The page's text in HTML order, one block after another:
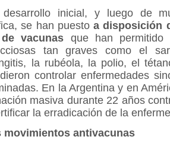
inicial, y luego de
se han puestoa disposición
vacunas que han permitido
tan graves como el
la rubéola, la polio, el
controlar enfermedades
En la Argentina y en
masiva durante 22 años
la erradicación de la
movimientos antivacunas